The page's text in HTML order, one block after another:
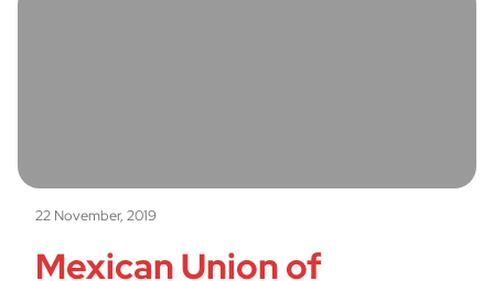
22 November, 2019
Mexican Union of